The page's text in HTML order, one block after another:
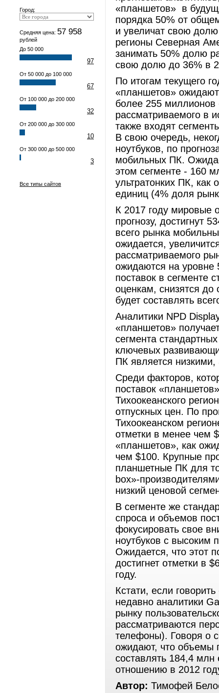
Город:
Средняя цена: 57 958
рублей
До 50 000
97
От 50 000 до 100 000
67
От 100 000 до 200 000
32
От 200 000 до 300 000
10
От 300 000 до 500 000
3
Все типы сайтов
«планшетов» в
порядка 50% от
и увеличат свою
регионы Северная
занимать 50% долю
свою долю до 36% в
По итогам текущего
«планшетов»
более 255 миллионов
рассматриваемого в
также входят
В свою очередь,
ноутбуков, по
мобильных ПК.
этом сегменте - 160
ультратонких ПК, как
единиц (4% доля
К 2017 году мировые
прогнозу, достигнут
всего рынка
ожидается,
рассматриваемого
ожидаются на
поставок в сегменте
оценкам, снизятся
будет составлять
Аналитики NPD
«планшетов»
сегмента
ключевых
ПК является низкими,
Среди факторов,
поставок
Тихоокеанского
отпускных цен. По
Тихоокеанском
отметки в менее чем
«планшетов», как
чем $100. Крупные
планшетные ПК для
box»-
низкий ценовой
В сегменте же
спроса и объемов
фокусировать свое
ноутбуков с высоким
Ожидается, что этот
достигнет отметки в
году.
Кстати, если
недавно аналитики
рынку
рассматриваются
телефоны). Говоря о
ожидают, что объемы
составлять 184,4 млн
отношению в 2012
Автор: Тимофей